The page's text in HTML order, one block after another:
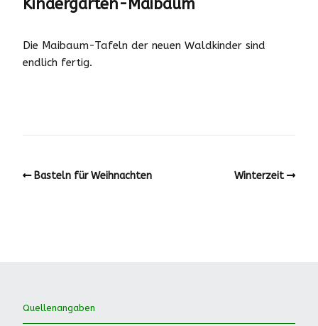
Kindergarten-Maibaum
Die Maibaum-Tafeln der neuen Waldkinder sind
endlich fertig.
Basteln für Weihnachten Winterzeit
Quellenangaben